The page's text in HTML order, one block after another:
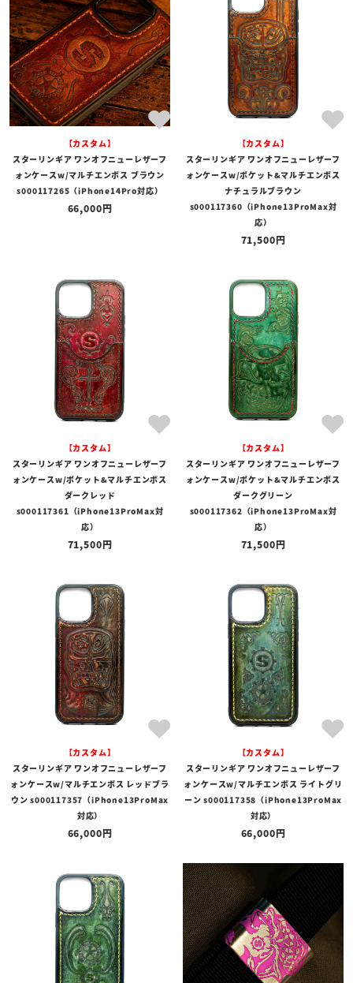
【カスタム】
スターリンギア ワンオフニューレザーフ
ォンケースw/マルチエンボス ブラウン
s000117265（iPhone14Pro対応）
66,000
【カスタム】
スターリンギア ワンオフニューレザーフ
ォンケースw/ポケット&マルチエンボス
ナチュラルブラウン
s000117360（iPhone13ProMax対
応）
71,500
【カスタム】
スターリンギア ワンオフニューレザーフ
ォンケースw/ポケット&マルチエンボス
ダークレッド
s000117361（iPhone13ProMax対
応）
71,500
【カスタム】
スターリンギア ワンオフニューレザーフ
ォンケースw/ポケット&マルチエンボス
ダークグリーン
s000117362（iPhone13ProMax対
応）
71,500
【カスタム】
スターリンギア ワンオフニューレザーフ
ォンケースw/マルチエンボス レッドブラ
ウン s000117357（iPhone13ProMax
対応）
66,000
【カスタム】
スターリンギア ワンオフニューレザーフ
ォンケースw/マルチエンボス ライトグリ
ーン s000117358（iPhone13ProMax
対応）
66,000